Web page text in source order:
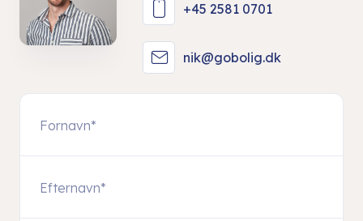
+45 2581 0701
nik@gobolig.dk